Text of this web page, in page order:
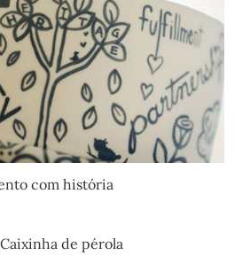
com história
de pérola